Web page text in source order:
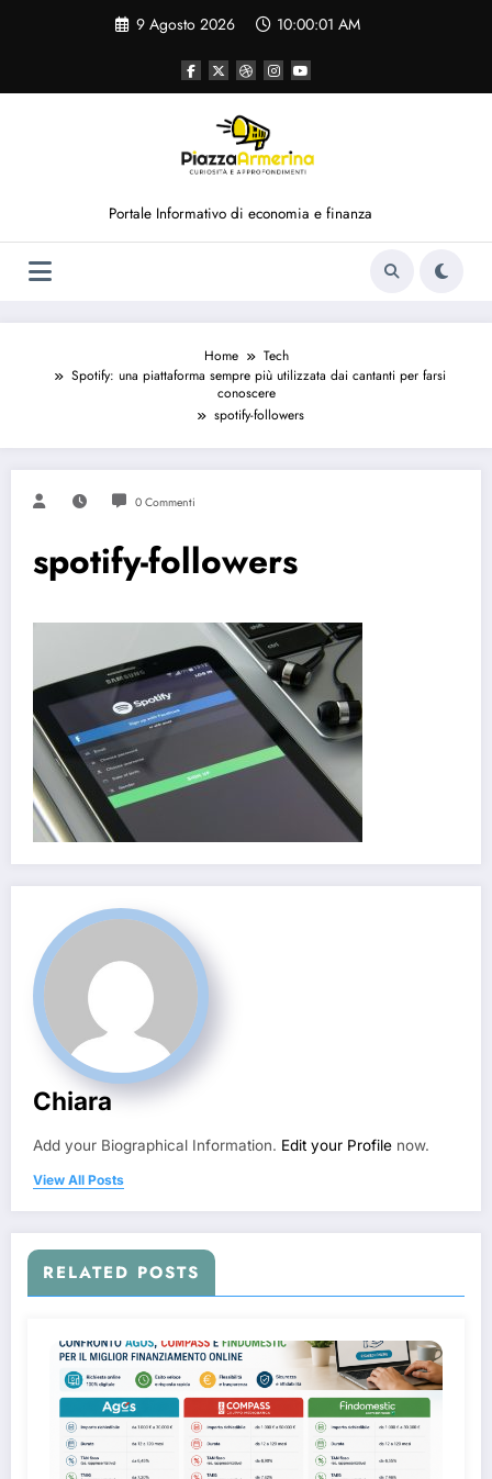
9 Agosto 2026 10:00:01 AM
Portale Informativo di economia e finanza
Home
Tech
Spotify: una piattaforma sempre più utilizzata dai cantanti per farsi
conoscere
spotify-followers
0 Commenti
spotify-followers
Chiara
Add your Biographical Information. Edit your Profile now.
View All Posts
RELATED POSTS